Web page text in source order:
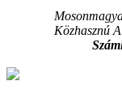
Közhasznú